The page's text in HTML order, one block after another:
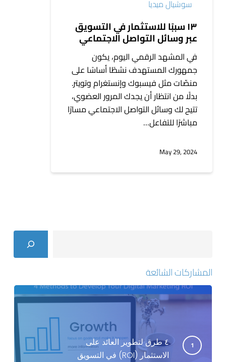
الاجتماعيسوشيال ميديا
١٣ سببًا للاستثمار في التسويق
عبر وسائل التواصل الاجتماعي
في المشهد الرقمي اليوم، يكون
جمهورك المستهدف نشطًا أساسًا على
منصّات مثل فيسبوك وإنستغرام وتويتر.
بدلًا من انتظار أن يجدك المرور العضوي،
تتيح لك وسائل التواصل الاجتماعي مسارًا
مباشرًا للتفاعل…
May 29, 2024
المشاركات الشائعة
٤ طرق لتطوير العائد على
الاستثمار (ROI) في التسويق